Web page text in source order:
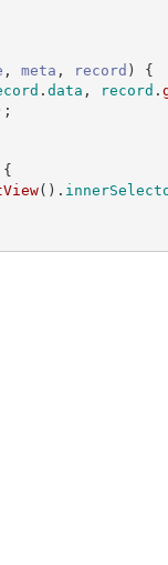
, meta , record )
{
. data , record .
;
{
( ) .